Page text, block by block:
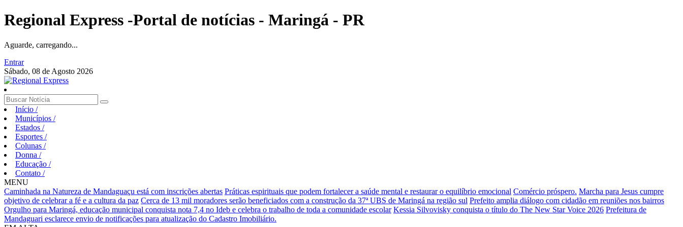
Regional Express -Portal de notícias - Maringá - PR
Aguarde, carregando...
Entrar
Sábado, 08 de Agosto 2026
Início /
Municípios /
Estados /
Esportes /
Colunas /
Donna /
Educação /
Contato /
MENU
Caminhada na Natureza de Mandaguaçu está com inscrições abertas Práticas espirituais que podem fortalecer a saúde mental e restaurar o equilíbrio emocional Comércio próspero. Marcha para Jesus cumpre
objetivo de celebrar a fé e a cultura da paz Cerca de 13 mil moradores serão beneficiados com a construção da 37ª UBS de Maringá na região sul Prefeito amplia diálogo com cidadão em reuniões nos bairros
Orgulho para Maringá, educação municipal conquista nota 7,4 no Ideb e celebra o trabalho de toda a comunidade escolar Kessia Silvovisky conquista o título do The New Star Voice 2026 Prefeitura de
Mandaguari esclarece envio de notificações para atualização do Cadastro Imobiliário.